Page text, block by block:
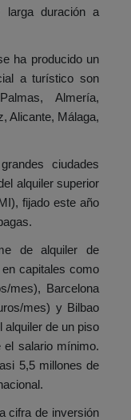
duración a
ha producido un
a turístico son
Almería,
Alicante, Málaga,
ciudades
alquiler superior
fijado este año
de alquiler de
capitales como
mes), Barcelona
mes) y Bilbao
alquiler de un piso
el salario mínimo.
5,5 millones de
cifra de inversión